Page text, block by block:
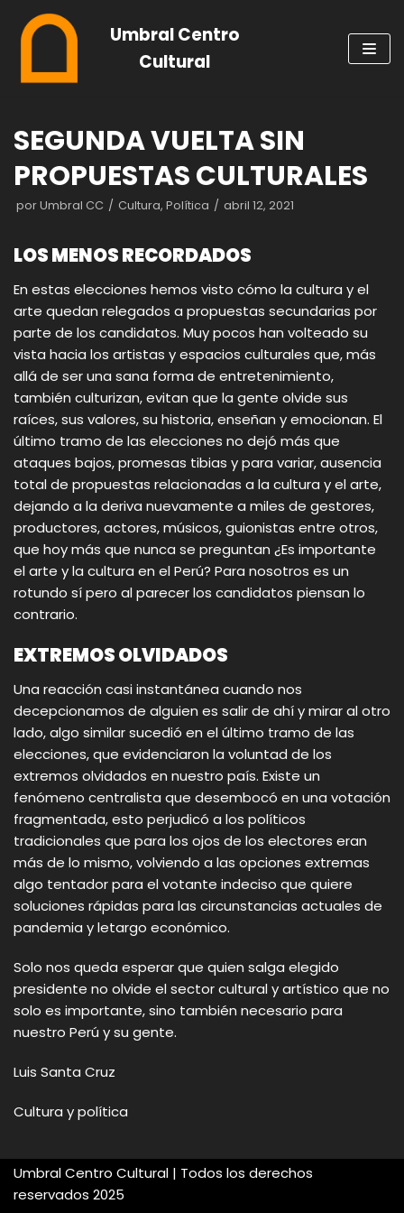
Saltar
al
Umbral Centro
Cultural
SEGUNDA VUELTA SIN
PROPUESTAS CULTURALES
porUmbral CC Cultura, Política abril 12, 2021
LOS MENOS RECORDADOS
En estas elecciones hemos visto cómo la cultura y el
arte quedan relegados a propuestas secundarias por
parte de los candidatos. Muy pocos han volteado su
vista hacia los artistas y espacios culturales que, más
allá de ser una sana forma de entretenimiento,
también culturizan, evitan que la gente olvide sus
raíces, sus valores, su historia, enseñan y emocionan. El
último tramo de las elecciones no dejó más que
ataques bajos, promesas tibias y para variar, ausencia
total de propuestas relacionadas a la cultura y el arte,
dejando a la deriva nuevamente a miles de gestores,
productores, actores, músicos, guionistas entre otros,
que hoy más que nunca se preguntan ¿Es importante
el arte y la cultura en el Perú? Para nosotros es un
rotundo sí pero al parecer los candidatos piensan lo
contrario.
EXTREMOS OLVIDADOS
Una reacción casi instantánea cuando nos
decepcionamos de alguien es salir de ahí y mirar al otro
lado, algo similar sucedió en el último tramo de las
elecciones, que evidenciaron la voluntad de los
extremos olvidados en nuestro país. Existe un
fenómeno centralista que desembocó en una votación
fragmentada, esto perjudicó a los políticos
tradicionales que para los ojos de los electores eran
más de lo mismo, volviendo a las opciones extremas
algo tentador para el votante indeciso que quiere
soluciones rápidas para las circunstancias actuales de
pandemia y letargo económico.
Solo nos queda esperar que quien salga elegido
presidente no olvide el sector cultural y artístico que no
solo es importante, sino también necesario para
nuestro Perú y su gente.
Luis Santa Cruz
Cultura y política
Umbral Centro Cultural | Todos los derechos
reservados 2025